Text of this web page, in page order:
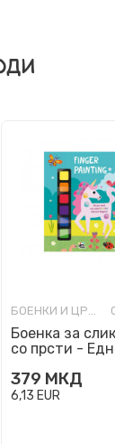
БОЕНКИ И ЦРТАНКИ
Боенка за
со прсти -
379 МКД
6,13 EUR